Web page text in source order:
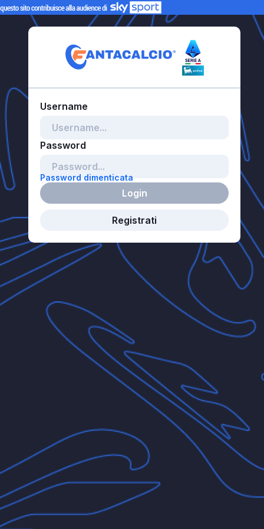
Password dimenticata
Login
Registrati